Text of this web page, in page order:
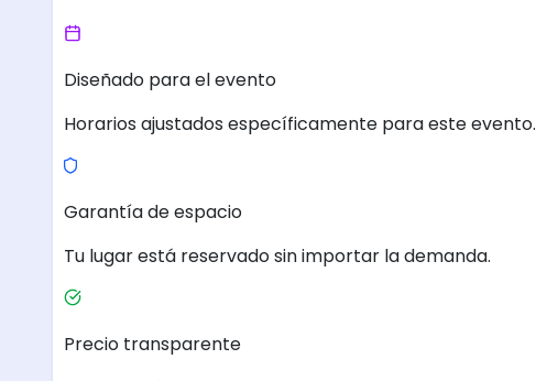
Diseñado para el evento
Horarios ajustados específicamente para este evento.
Garantía de espacio
Tu lugar está reservado sin importar la demanda.
Precio transparente